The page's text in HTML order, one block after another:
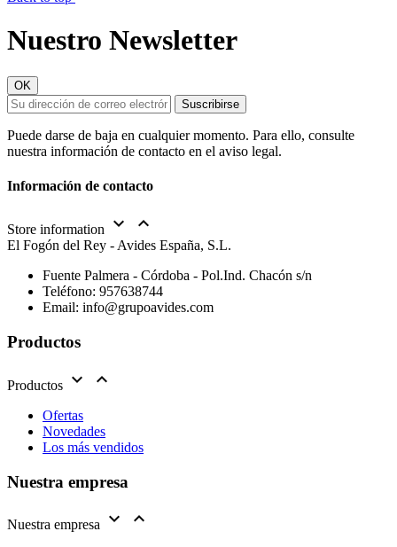
Nuestro Newsletter
Puede darse de baja en cualquier momento. Para ello, consulte
nuestra información de contacto en el aviso legal.
Información de contacto
Store information  
El Fogón del Rey - Avides España, S.L.
Fuente Palmera - Córdoba - Pol.Ind. Chacón s/n
Teléfono: 957638744
Email: info@grupoavides.com
Productos
Productos  
Ofertas
Novedades
Los más vendidos
Nuestra empresa
Nuestra empresa  